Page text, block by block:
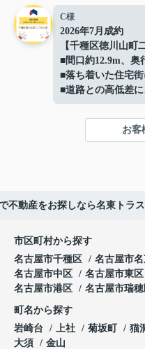
■解体更地渡しで
■閑静な住宅地に立
■イオン守山店まで
■日常の買い物に
■守山スマートイン
利便性も良好
■お好きなハウス
C様
2026年7月成約
【千種区徳川山町
■間口約12.9m、奥
■落ち着いた住宅
■道路との高低差
くい落ち着いた敷
■高低差を活かし
■現況：更地徳川
お客
不動産をお探しなら名東トラ
市区町村から探す
名古屋市千種区
名古屋市
名古屋市中区
名古屋市東区
名古屋市港区
名古屋市瑞
町名から探す
岩崎台
上社 菊坂町 猫
大須
金山